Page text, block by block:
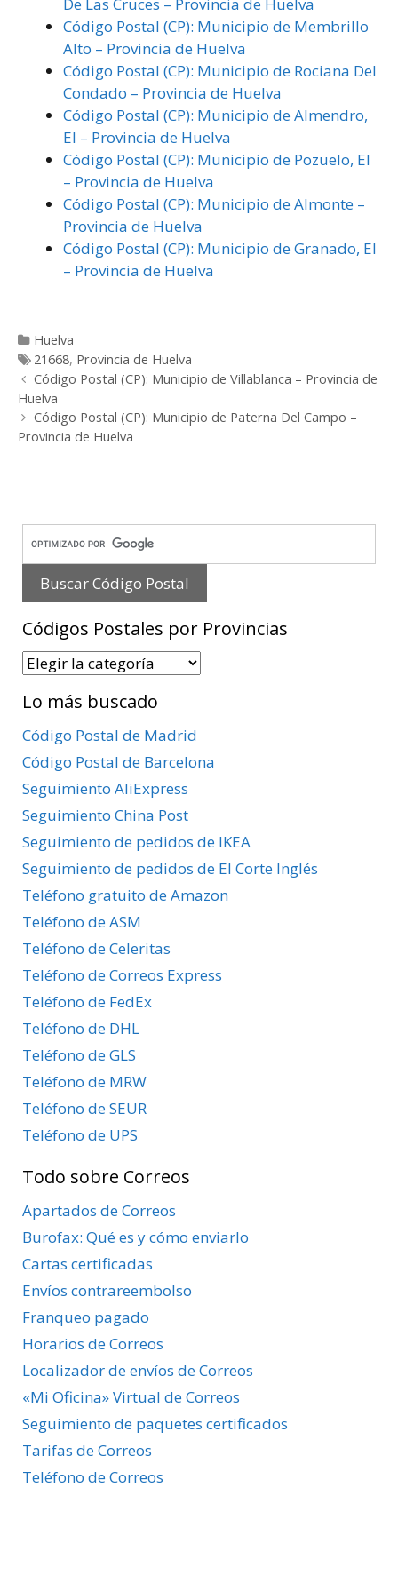
De Las Cruces – Provincia de Huelva
Código Postal (CP): Municipio de Membrillo
Alto – Provincia de Huelva
Código Postal (CP): Municipio de Rociana Del
Condado – Provincia de Huelva
Código Postal (CP): Municipio de Almendro,
El – Provincia de Huelva
Código Postal (CP): Municipio de Pozuelo, El
– Provincia de Huelva
Código Postal (CP): Municipio de Almonte –
Provincia de Huelva
Código Postal (CP): Municipio de Granado, El
– Provincia de Huelva
Categorías
Huelva
Etiquetas
21668, Provincia de Huelva
Post
navigation
Código Postal (CP): Municipio de Villablanca – Provincia de
Huelva
Código Postal (CP): Municipio de Paterna Del Campo –
Provincia de Huelva
Códigos Postales por Provincias
Códigos
por
Provincias
Lo más buscado
Código Postal de Madrid
Código Postal de Barcelona
Seguimiento AliExpress
Seguimiento China Post
Seguimiento de pedidos de IKEA
Seguimiento de pedidos de El Corte Inglés
Teléfono gratuito de Amazon
Teléfono de ASM
Teléfono de Celeritas
Teléfono de Correos Express
Teléfono de FedEx
Teléfono de DHL
Teléfono de GLS
Teléfono de MRW
Teléfono de SEUR
Teléfono de UPS
Todo sobre Correos
Apartados de Correos
Burofax: Qué es y cómo enviarlo
Cartas certificadas
Envíos contrareembolso
Franqueo pagado
Horarios de Correos
Localizador de envíos de Correos
«Mi Oficina» Virtual de Correos
Seguimiento de paquetes certificados
Tarifas de Correos
Teléfono de Correos